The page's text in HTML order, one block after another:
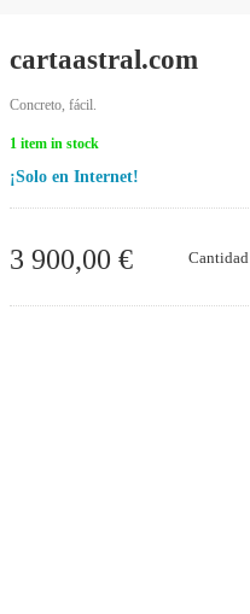
cartaastral.com
Concreto, fácil.
1 item in stock
¡Solo en Internet!
3 900,00 € Cantidad